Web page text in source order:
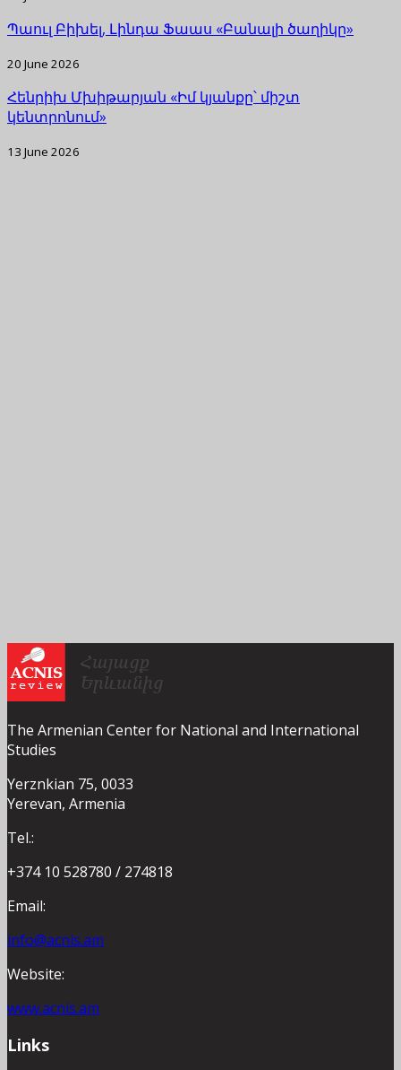
Պաուլ Բիխել, Լինդա Ֆաաս «Բանալի ծաղիկը»
20 June 2026
Հենրիխ Մխիթարյան «Իմ կյանքը՝ միշտ
կենտրոնում»
13 June 2026
The Armenian Center for National and International
Studies
Yerznkian 75, 0033
Yerevan, Armenia
Tel.:
+374 10 528780 / 274818
Email:
info@acnis.am
Website:
www.acnis.am
Links